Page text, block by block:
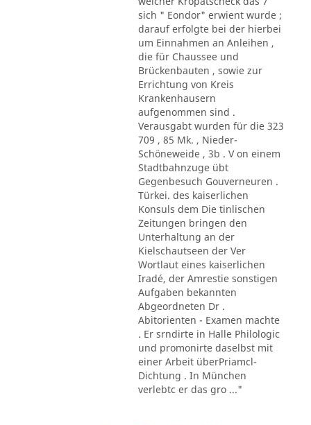
sich " Eondor" erwient wurde ;
darauf erfolgte bei der hierbei
um Einnahmen an Anleihen ,
die für Chaussee und
Brückenbauten , sowie zur
Errichtung von Kreis
Krankenhausern
aufgenommen sind .
Verausgabt wurden für die 323
709 , 85 Mk. , Nieder-
Schöneweide , 3b . V on einem
Stadtbahnzuge übt
Gegenbesuch Gouverneuren .
Türkei. des kaiserlichen
Konsuls dem Die tinlischen
Zeitungen bringen den
Unterhaltung an der
Kielschautseen der Ver
Wortlaut eines kaiserlichen
Iradé, der Amrestie sonstigen
Aufgaben bekannten
Abgeordneten Dr .
Abitorienten - Examen machte
. Er srndirte in Halle Philologic
und promonirte daselbst mit
einer Arbeit überPriamcl-
Dichtung . In München
verlebtc er das gro ..."